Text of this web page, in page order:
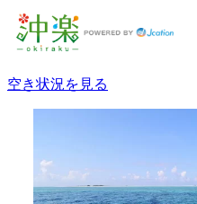
空き状況を見る